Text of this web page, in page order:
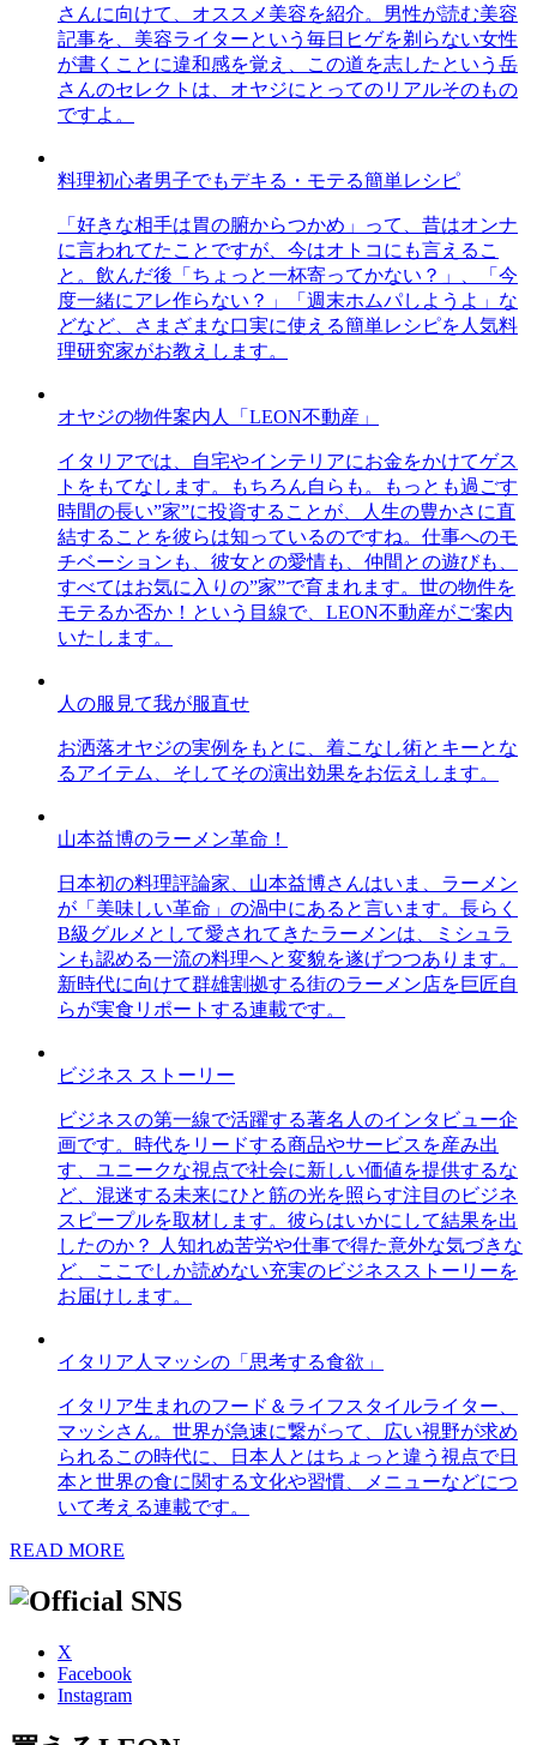
さんに向けて、オススメ美容を紹介。男性が読む美容
記事を、美容ライターという毎日ヒゲを剃らない女性
が書くことに違和感を覚え、この道を志したという岳
さんのセレクトは、オヤジにとってのリアルそのもの
ですよ。
料理初心者男子でもデキる・モテる簡単レシピ
「好きな相手は胃の腑からつかめ」って、昔はオンナ
に言われてたことですが、今はオトコにも言えるこ
と。飲んだ後「ちょっと一杯寄ってかない？」、「今
度一緒にアレ作らない？」「週末ホムパしようよ」な
どなど、さまざまな口実に使える簡単レシピを人気料
理研究家がお教えします。
オヤジの物件案内人「LEON不動産」
イタリアでは、自宅やインテリアにお金をかけてゲス
トをもてなします。もちろん自らも。もっとも過ごす
時間の長い”家”に投資することが、人生の豊かさに直
結することを彼らは知っているのですね。仕事へのモ
チベーションも、彼女との愛情も、仲間との遊びも、
すべてはお気に入りの”家”で育まれます。世の物件を
モテるか否か！という目線で、LEON不動産がご案内
いたします。
人の服見て我が服直せ
お洒落オヤジの実例をもとに、着こなし術とキーとな
るアイテム、そしてその演出効果をお伝えします。
山本益博のラーメン革命！
日本初の料理評論家、山本益博さんはいま、ラーメン
が「美味しい革命」の渦中にあると言います。長らく
B級グルメとして愛されてきたラーメンは、ミシュラ
ンも認める一流の料理へと変貌を遂げつつあります。
新時代に向けて群雄割拠する街のラーメン店を巨匠自
らが実食リポートする連載です。
ビジネス ストーリー
ビジネスの第一線で活躍する著名人のインタビュー企
画です。時代をリードする商品やサービスを産み出
す、ユニークな視点で社会に新しい価値を提供するな
ど、混迷する未来にひと筋の光を照らす注目のビジネ
スピープルを取材します。彼らはいかにして結果を出
したのか？ 人知れぬ苦労や仕事で得た意外な気づきな
ど、ここでしか読めない充実のビジネスストーリーを
お届けします。
イタリア人マッシの「思考する食欲」
イタリア生まれのフード＆ライフスタイルライター、
マッシさん。世界が急速に繋がって、広い視野が求め
られるこの時代に、日本人とはちょっと違う視点で日
本と世界の食に関する文化や習慣、メニューなどにつ
いて考える連載です。
READ MORE
X
Facebook
Instagram